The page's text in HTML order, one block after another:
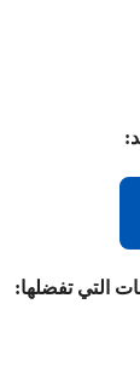
التي تفضلها: